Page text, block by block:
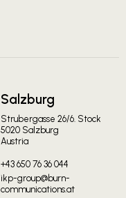
Salzburg
Strubergasse 26/6. Stock
5020 Salzburg
Austria
+43 650 76 36 044
ikp-group@burn-
communications.at